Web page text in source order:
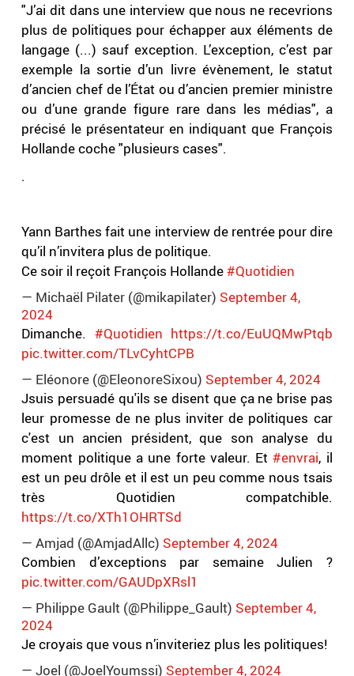
"J’ai dit dans une interview que nous ne recevrions
plus de politiques pour échapper aux éléments de
langage (...) sauf exception. L’exception, c’est par
exemple la sortie d’un livre évènement, le statut
d’ancien chef de l’État ou d’ancien premier ministre
ou d’une grande figure rare dans les médias", a
précisé le présentateur en indiquant que François
Hollande coche "plusieurs cases".
.
Yann Barthes fait une interview de rentrée pour dire
qu’il n’invitera plus de politique.
Ce soir il reçoit François Hollande#Quotidien
— Michaël Pilater (@mikapilater) September 4,
2024
Dimanche. #Quotidien https://t.co/EuUQMwPtqb
pic.twitter.com/TLvCyhtCPB
— Eléonore (@EleonoreSixou) September 4, 2024
Jsuis persuadé qu'ils se disent que ça ne brise pas
leur promesse de ne plus inviter de politiques car
c'est un ancien président, que son analyse du
moment politique a une forte valeur. Et#envrai, il
est un peu drôle et il est un peu comme nous tsais
très Quotidien compatchible.
https://t.co/XTh1OHRTSd
— Amjad (@AmjadAllc) September 4, 2024
Combien d’exceptions par semaine Julien ?
pic.twitter.com/GAUDpXRsl1
— Philippe Gault (@Philippe_Gault) September 4,
2024
Je croyais que vous n’inviteriez plus les politiques!
— Joel (@JoelYoumssi) September 4, 2024